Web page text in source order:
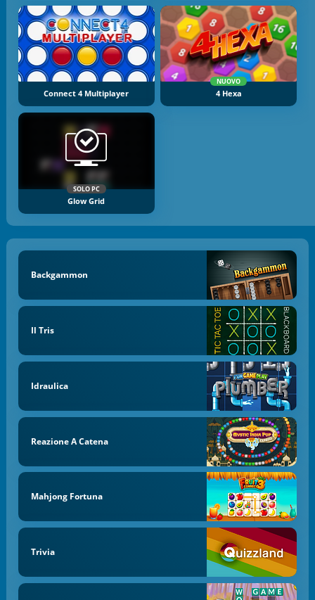
Connect 4 Multiplayer
NUOVO
4 Hexa
SOLO PC
Glow Grid
Backgammon
Il Tris
Idraulica
Reazione A Catena
Mahjong Fortuna
Trivia